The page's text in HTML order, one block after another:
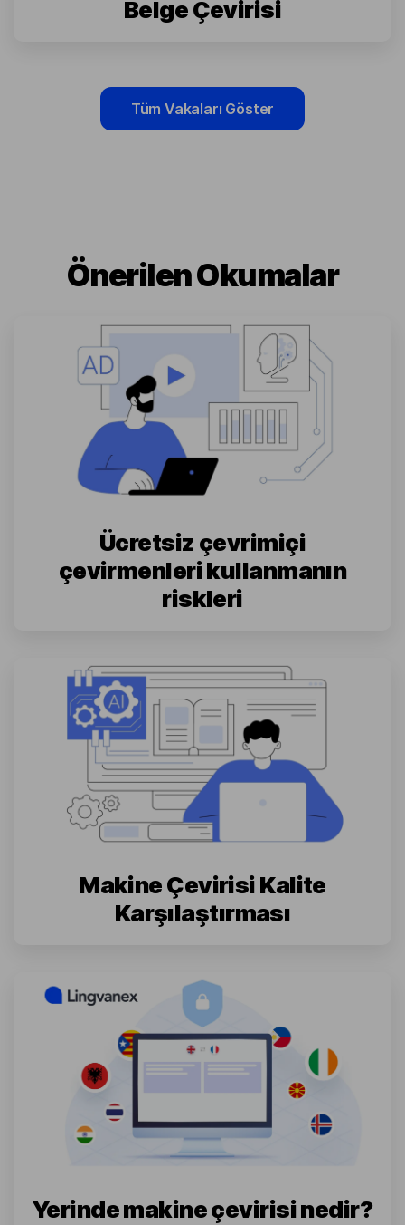
Belge Çevirisi
Tüm Vakaları Göster
Önerilen Okumalar
Ücretsiz çevrimiçi
çevirmenleri kullanmanın
riskleri
Makine Çevirisi Kalite
Karşılaştırması
Yerinde makine çevirisi nedir?